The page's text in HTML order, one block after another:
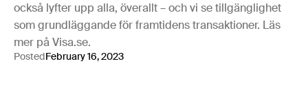
också lyfter upp alla, överallt – och vi se tillgänglighet
som grundläggande för framtidens transaktioner. Läs
mer på Visa.se.
PostedFebruary 16, 2023